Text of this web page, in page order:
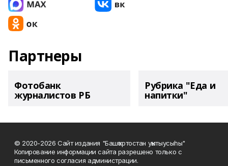
Партнеры
Фотобанк
журналистов РБ
Рубрика "Еда и
напитки"
© 2020-2026 Сайт издания "Башҡортостан уҡытыусыһы"
Копирование информации сайта разрешено только с
письменного согласия администрации.